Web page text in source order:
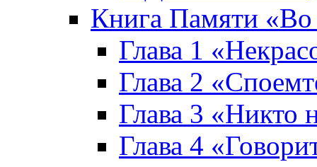
Книга Памяти
Глава 1
Глава 2
Глава 3 «Никто
Глава 4